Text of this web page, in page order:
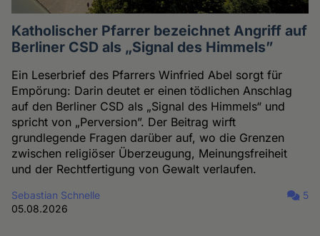
Katholischer Pfarrer bezeichnet Angriff auf
Berliner CSD als „Signal des Himmels”
Ein Leserbrief des Pfarrers Winfried Abel sorgt für
Empörung: Darin deutet er einen tödlichen Anschlag
auf den Berliner CSD als „Signal des Himmels“ und
spricht von „Perversion”. Der Beitrag wirft
grundlegende Fragen darüber auf, wo die Grenzen
zwischen religiöser Überzeugung, Meinungsfreiheit
und der Rechtfertigung von Gewalt verlaufen.
Sebastian Schnelle
05.08.2026
5